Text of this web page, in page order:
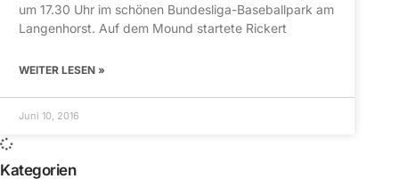
um 17.30 Uhr im schönen Bundesliga-Baseballpark am
Langenhorst. Auf dem Mound startete Rickert
WEITER LESEN »
Juni 10, 2016
Kategorien